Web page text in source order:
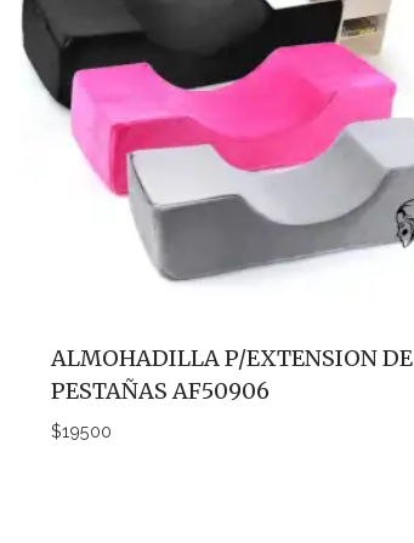
ALMOHADILLA P/EXTENSION DE
PESTAÑAS AF50906
$19500